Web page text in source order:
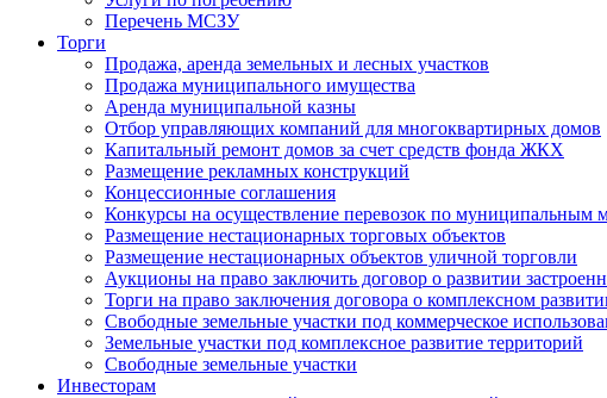
Перечень МСЗУ
Торги
Продажа, аренда земельных и лесных участков
Продажа муниципального имущества
Аренда муниципальной казны
Отбор управляющих компаний для многоквартирных домов
Капитальный ремонт домов за счет средств фонда ЖКХ
Размещение рекламных конструкций
Концессионные соглашения
Конкурсы на осуществление перевозок по муниципальным
Размещение нестационарных торговых объектов
Размещение нестационарных объектов уличной торговли
Аукционы на право заключить договор о развитии
Торги на право заключения договора о комплексном
Свободные земельные участки под коммерческое
Земельные участки под комплексное развитие территорий
Свободные земельные участки
Инвесторам